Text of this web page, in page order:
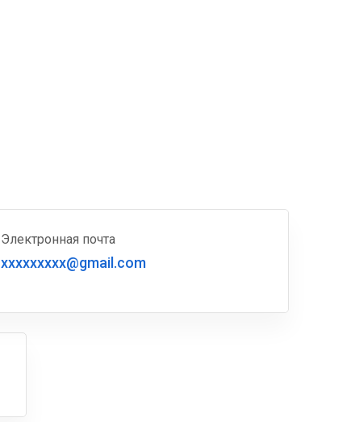
Электронная почта
xxxxxxxxx@gmail.com